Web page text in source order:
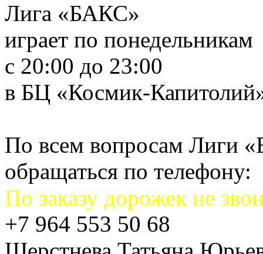
Лига «БАКС»
играет по понедельникам
с 20:00 до 23:00
в БЦ «Космик-
По всем вопросам Лиги
обращаться по телефону:
По заказу дорожек не
+7 964 553 50 68